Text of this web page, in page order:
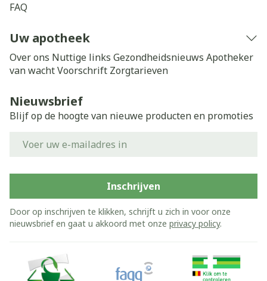
FAQ
Uw apotheek
Over ons Nuttige links Gezondheidsnieuws Apotheker
van wachtVoorschrift Zorgtarieven
Nieuwsbrief
Blijf op de hoogte van nieuwe producten en promoties
Inschrijven
Door op inschrijven te klikken, schrijft u zich in voor onze
nieuwsbrief en gaat u akkoord met onze privacy policy.